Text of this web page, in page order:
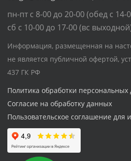
пн-пт с 8-00 до 20-00 (обед с 14-
сб с 10-00 до 17-00 (вс
Информация, размещенная на
не является публичной офертой,
437 ГК РФ
Политика обработки
Согласие на обработку данных
Пользовательское соглашение для